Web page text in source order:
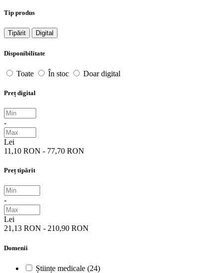
Tip produs
Tipărit Digital
Disponibilitate
Toate În stoc Doar digital
Preț digital
-
Lei
11,10 RON - 77,70 RON
Preț tipărit
-
Lei
21,13 RON - 210,90 RON
Domenii
Științe medicale (24)